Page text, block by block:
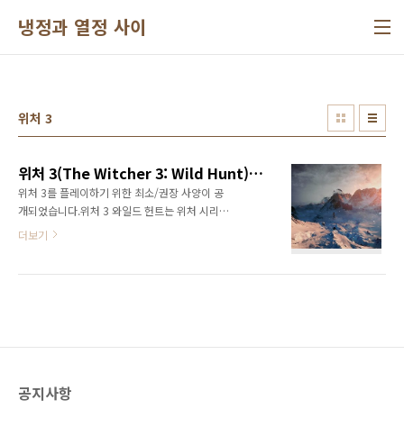
냉정과 열정 사이
위처 3
위처 3(The Witcher 3: Wild Hunt) 사양 공개
위처 3를 플레이하기 위한 최소/권장 사양이 공
개되었습니다.위처 3 와일드 헌트는 위처 시리즈
의 마지막 작품입니다.최소 사양도 상당히 높기
or AMD FX-8350 4 GHz Graphics: Nvidi..
더보기
공지사항